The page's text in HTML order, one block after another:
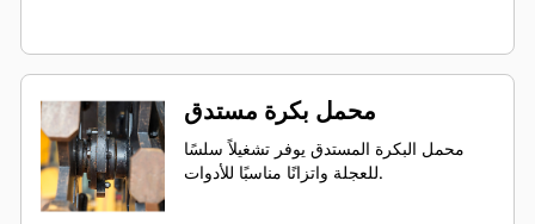
محمل بكرة مستدق
محمل البكرة المستدق يوفر تشغيلاً سلسًا
للعجلة واتزانًا مناسبًا للأدوات.